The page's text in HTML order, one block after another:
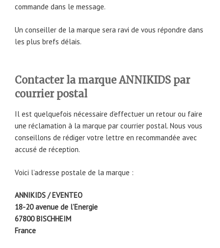
commande dans le message.
Un conseiller de la marque sera ravi de vous répondre dans
les plus brefs délais.
Contacter la marque ANNIKIDS par
courrier postal
Il est quelquefois nécessaire d’effectuer un retour ou faire
une réclamation à la marque par courrier postal. Nous vous
conseillons de rédiger votre lettre en recommandée avec
accusé de réception.
Voici l’adresse postale de la marque :
ANNIKIDS / EVENTEO
18-20 avenue de l’Energie
67800 BISCHHEIM
France